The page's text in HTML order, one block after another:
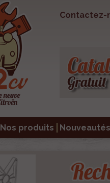
Contactez-
Nos produits Nouveautés